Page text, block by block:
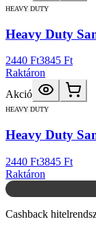
HEAVY DUTY
Heavy Duty
2440 Ft3845 Ft
Raktáron
Akció
HEAVY DUTY
Heavy Duty
2440 Ft3845 Ft
Raktáron
Cashback